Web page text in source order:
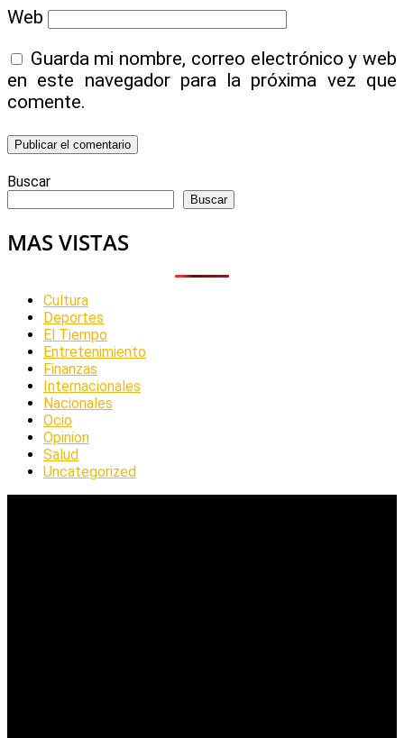
Web
Guarda mi nombre, correo electrónico y web
en este navegador para la próxima vez que
comente.
Buscar
Buscar
MAS VISTAS
Cultura
Deportes
El Tiempo
Entretenimiento
Finanzas
Internacionales
Nacionales
Ocio
Opinion
Salud
Uncategorized